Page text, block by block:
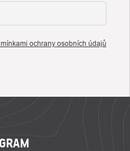
ochrany osobních údajů